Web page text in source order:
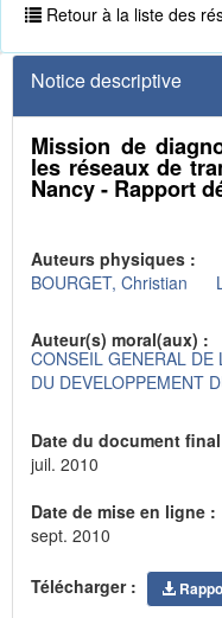
Retour à la liste des
Notice descriptive
Mission de
les réseaux de
Nancy - Rapport
Auteurs physiques :
BOURGET, Christian
Auteur(s) moral(aux) :
CONSEIL GENERAL
DU DEVELOPPEMENT
Date du document
juil. 2010
Date de mise en ligne :
sept. 2010
Télécharger :